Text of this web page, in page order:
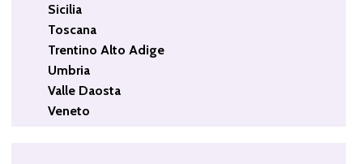
Sicilia
Toscana
Trentino Alto Adige
Umbria
Valle Daosta
Veneto